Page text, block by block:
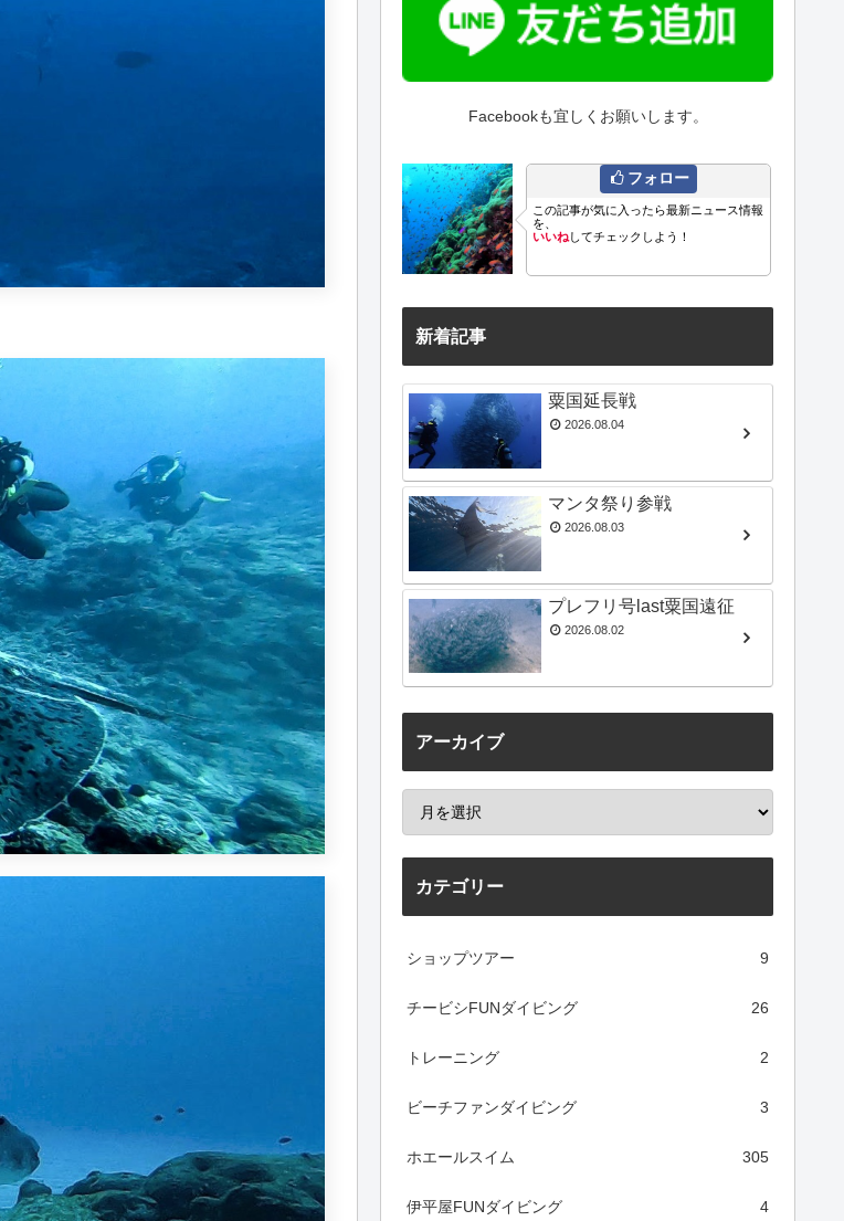
Facebookも宜しくお願いします。
フォロー
この記事が気に入ったら最新ニュース情報
を、
いいねしてチェックしよう！
新着記事
粟国延長戦
2026.08.04
マンタ祭り参戦
2026.08.03
プレフリ号last粟国遠征
2026.08.02
アーカイブ
カテゴリー
ショップツアー 9
チービシFUNダイビング 26
トレーニング 2
ビーチファンダイビング 3
ホエールスイム 305
伊平屋FUNダイビング 4